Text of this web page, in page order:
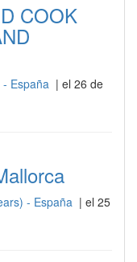
COOK
España | el 26 de
- España | el 25